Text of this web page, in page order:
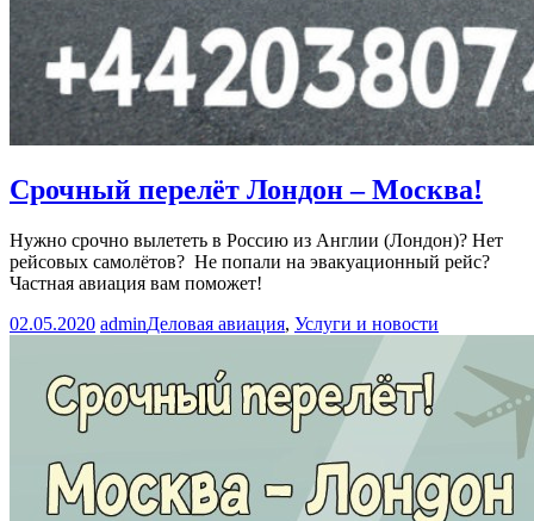
Срочный перелёт Лондон – Москва!
Нужно срочно вылететь в Россию из Англии (Лондон)? Нет
рейсовых самолётов? Не попали на эвакуационный рейс?
Частная авиация вам поможет!
02.05.2020 adminДеловая авиация, Услуги и новости